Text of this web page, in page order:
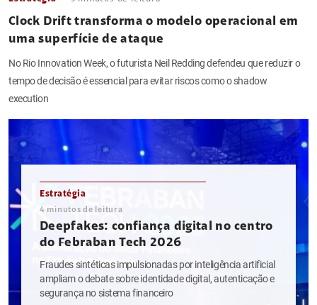
Clock Drift transforma o modelo operacional em
uma superfície de ataque
No Rio Innovation Week, o futurista Neil Redding defendeu que reduzir o
tempo de decisão é essencial para evitar riscos como o shadow
execution
Estratégia
4 minutos de leitura
Deepfakes: confiança digital no centro
do Febraban Tech 2026
Fraudes sintéticas impulsionadas por inteligência artificial
ampliam o debate sobre identidade digital, autenticação e
segurança no sistema financeiro